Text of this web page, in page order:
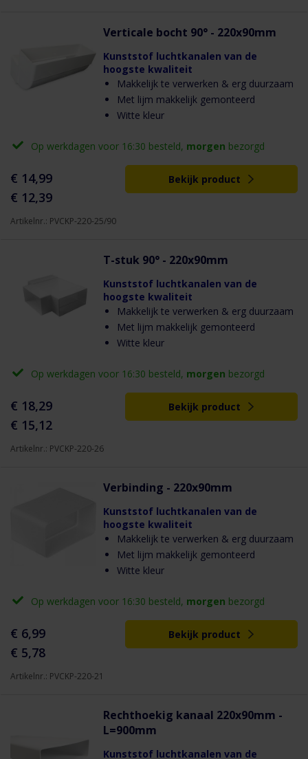
Verticale bocht 90° - 220x90mm
Kunststof luchtkanalen van de
hoogste kwaliteit
Makkelijk te verwerken & erg duurzaam
Met lijm makkelijk gemonteerd
Witte kleur
€ 14,99
€ 12,39
Op werkdagen voor 16:30 besteld, morgen bezorgd
Bekijk product
Artikelnr.: PVCKP-220-25/90
T-stuk 90° - 220x90mm
Kunststof luchtkanalen van de
hoogste kwaliteit
Makkelijk te verwerken & erg duurzaam
Met lijm makkelijk gemonteerd
Witte kleur
€ 18,29
€ 15,12
Op werkdagen voor 16:30 besteld, morgen bezorgd
Bekijk product
Artikelnr.: PVCKP-220-26
Verbinding - 220x90mm
Kunststof luchtkanalen van de
hoogste kwaliteit
Makkelijk te verwerken & erg duurzaam
Met lijm makkelijk gemonteerd
Witte kleur
€ 6,99
€ 5,78
Op werkdagen voor 16:30 besteld, morgen bezorgd
Bekijk product
Artikelnr.: PVCKP-220-21
Rechthoekig kanaal 220x90mm -
L=900mm
Kunststof luchtkanalen van de